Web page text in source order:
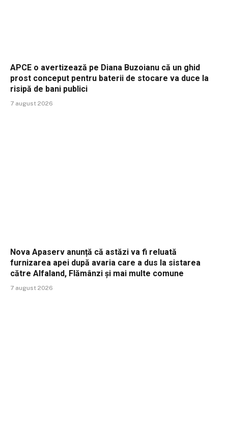
APCE o avertizează pe Diana Buzoianu că un ghid
prost conceput pentru baterii de stocare va duce la
risipă de bani publici
7 august 2026
Nova Apaserv anunță că astăzi va fi reluată
furnizarea apei după avaria care a dus la sistarea
către Alfaland, Flămânzi și mai multe comune
7 august 2026